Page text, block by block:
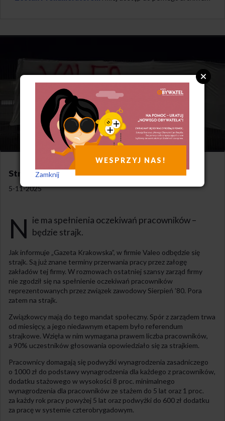
Strajk się zbliża
5-11-2025
N ie ma spełnienia oczekiwań pracowników –
będzie strajk.
Jak informuje „Gazeta Krakowska”, w firmie Valeo odbędzie się
strajk. Są już znane terminy przerwania pracy przez załogę
zakładów tej firmy. W rozmowach ostatniej szansy zarząd firmy
nie zgodził się na spełnienie oczekiwań pracowników
reprezentowanych przez związek zawodowy Sierpień ’80. Pora
zatem na strajk.
Związkowcy mają do tego mandat społeczny. Spór z zarządem trwa
od miesięcy, a jego niedawnym etapem było referendum
strajkowe. Wzięła w nim wymagana prawem liczba pracowników,
a 90% uczestników głosowania opowiedziało się za strajkiem.
Pracownicy domagają się podwyżki wynagrodzenia zasadniczego
o 1000 zł do podstawy wynagrodzenia dla każdego z pracowników,
dodatku stażowego w wysokości 8 proc. minimalnego
wynagrodzenia dla pracowników ze stażem do 5 lat oraz 1 proc.
za każdy rok pracy powyżej 5 lat oraz podwyżki do 600 zł dodatku
za pracę w systemie czterobrygadowym.
WESPRZYJ NAS!
Zamknij